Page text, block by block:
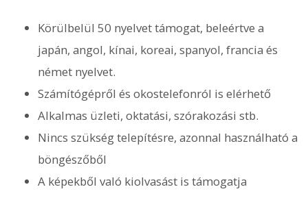
Körülbelül 50 nyelvet támogat, beleértve a
japán, angol, kínai, koreai, spanyol, francia és
német nyelvet.
Számítógépről és okostelefonról is elérhető
Alkalmas üzleti, oktatási, szórakozási stb.
Nincs szükség telepítésre, azonnal használható a
böngészőből
A képekből való kiolvasást is támogatja